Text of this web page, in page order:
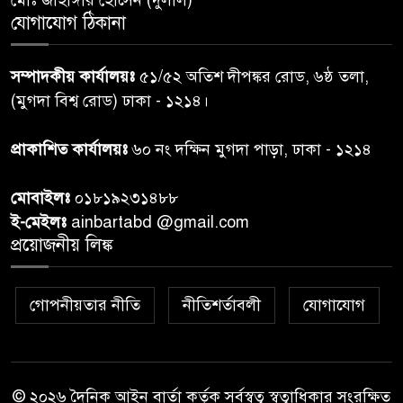
পেশ
তদন্ত শেষ পর্যায়ে, দ্রুত চার্জশিট
৭
রাতের মধ্যে ঢাকাসহ ১০ অঞ্চলে
ঝড়বৃষ্টির পূর্বাভাস
৮
প্রধানমন্ত্রীর সঙ্গে দেখা করে স্বপ্নপূরণ
উপহার
৯
২০ আগস্ট রাষ্ট্রপতি নির্বাচন,
১০
যোগাযোগ ঠিকানা
সম্পাদকীয় কার্যালয়ঃ ৫১/৫২ অতিশ দীপঙ্কর রোড, ৬ষ্ঠ তলা,
(মুগদা বিশ্ব রোড) ঢাকা - ১২১৪।
প্রাকাশিত কার্যালয়ঃ৬০ নং দক্ষিন মুগদা পাড়া, ঢাকা - ১২১৪
মোবাইলঃ ০১৮১৯২৩১৪৮৮
ই-মেইলঃ ainbartabd @gmail.com
প্রয়োজনীয় লিঙ্ক
গোপনীয়তার নীতি নীতিশর্তাবলী যোগাযোগ
© ২০২৬ দৈনিক আইন বার্তা কর্তৃক সর্বস্বত্ব স্বত্বাধিকার সংরক্ষিত